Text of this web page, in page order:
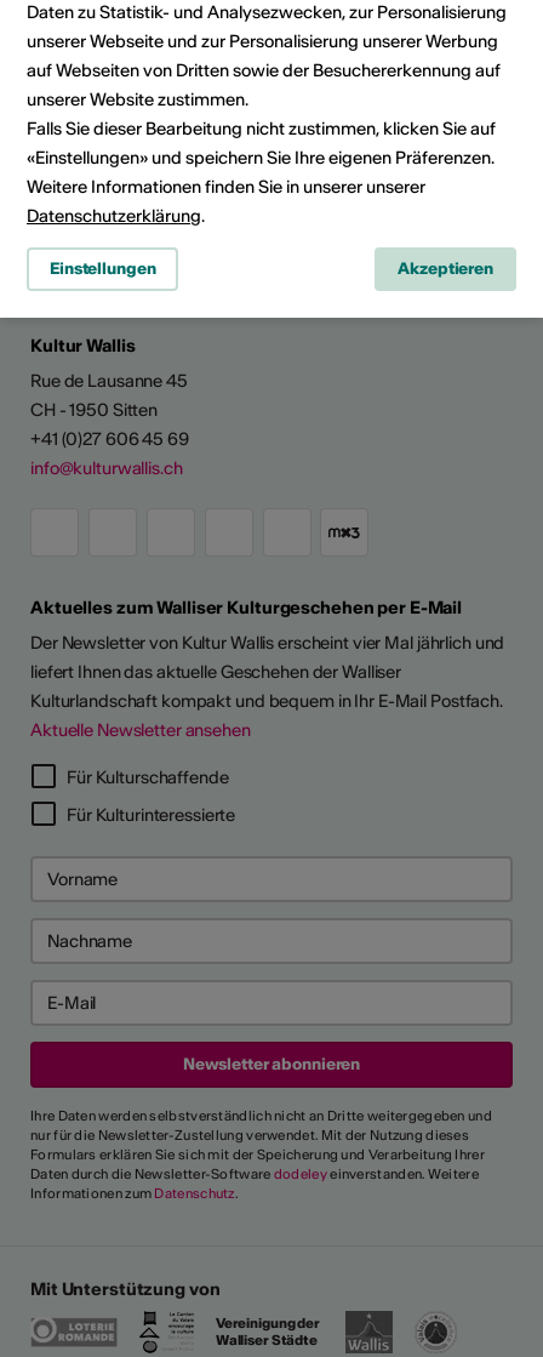
Kategorie
Wettbewerbe /
Ausschreibungen
News teilen
Kultur Wallis
Rue de Lausanne 45
CH - 1950 Sitten
+41 (0)27 606 45 69
info@kulturwallis.ch
Aktuelles zum Walliser Kulturgeschehen per E-Mail
Der Newsletter von Kultur Wallis erscheint vier Mal jährlich und
liefert Ihnen das aktuelle Geschehen der Walliser
Kulturlandschaft kompakt und bequem in Ihr E-Mail Postfach.
Aktuelle Newsletter ansehen
Für Kulturschaffende
Für Kulturinteressierte
Ihre Daten werden selbstverständlich nicht an Dritte weitergegeben und
nur für die Newsletter-Zustellung verwendet. Mit der Nutzung dieses
Formulars erklären Sie sich mit der Speicherung und Verarbeitung Ihrer
Daten durch die Newsletter-Software dodeleyeinverstanden. Weitere
Informationen zum Datenschutz.
Mit Unterstützung von
Vereinigung der
Walliser Städte
Daten zu Statistik- und Analysezwecken, zur Personalisierung
unserer Webseite und zur Personalisierung unserer Werbung
auf Webseiten von Dritten sowie der Besuchererkennung auf
unserer Website zustimmen.
Falls Sie dieser Bearbeitung nicht zustimmen, klicken Sie auf
«Einstellungen» und speichern Sie Ihre eigenen Präferenzen.
Weitere Informationen finden Sie in unserer unserer
Datenschutzerklärung.
Einstellungen Akzeptieren